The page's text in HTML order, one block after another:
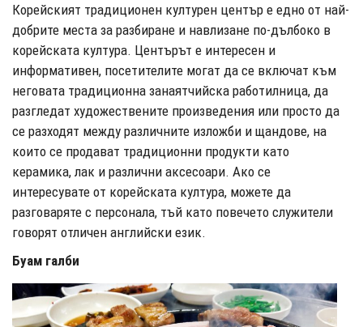
Корейският традиционен културен център е едно от най-
добрите места за разбиране и навлизане по-дълбоко в
корейската култура. Центърът е интересен и
информативен, посетителите могат да се включат към
неговата традиционна занаятчийска работилница, да
разгледат художествените произведения или просто да
се разходят между различните изложби и щандове, на
които се продават традиционни продукти като
керамика, лак и различни аксесоари. Ако се
интересувате от корейската култура, можете да
разговаряте с персонала, тъй като повечето служители
говорят отличен английски език.
Буам галби